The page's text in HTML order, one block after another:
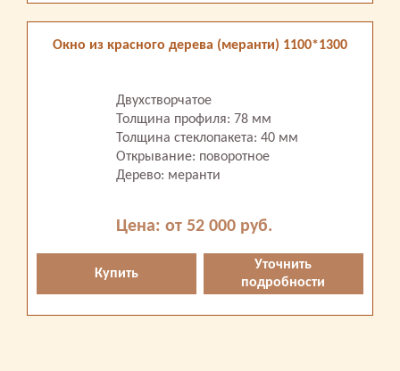
Окно из красного дерева (меранти) 1100*1300
Двухстворчатое
Толщина профиля: 78 мм
Толщина стеклопакета: 40 мм
Открывание: поворотное
Дерево: меранти
Цена: от 52 000 руб.
Купить
Уточнить
подробности